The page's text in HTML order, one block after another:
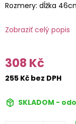
Rozmery: dĺžka
Zobraziť celý popis
308 Kč
255 Kč bez DPH
SKLADOM -